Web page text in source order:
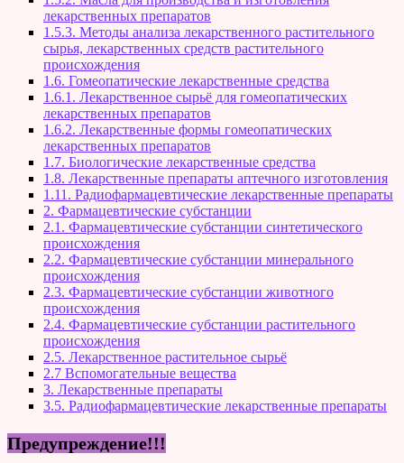
лекарственных препаратов
1.5.3. Методы анализа лекарственного растительного
сырья, лекарственных средств растительного
происхождения
1.6. Гомеопатические лекарственные средства
1.6.1. Лекарственное сырьё для гомеопатических
лекарственных препаратов
1.6.2. Лекарственные формы гомеопатических
лекарственных препаратов
1.7. Биологические лекарственные средства
1.8. Лекарственные препараты аптечного изготовления
1.11. Радиофармацевтические лекарственные препараты
2. Фармацевтические субстанции
2.1. Фармацевтические субстанции синтетического
происхождения
2.2. Фармацевтические субстанции минерального
происхождения
2.3. Фармацевтические субстанции животного
происхождения
2.4. Фармацевтические субстанции растительного
происхождения
2.5. Лекарственное растительное сырьё
2.7 Вспомогательные вещества
3. Лекарственные препараты
3.5. Радиофармацевтические лекарственные препараты
Предупреждение!!!